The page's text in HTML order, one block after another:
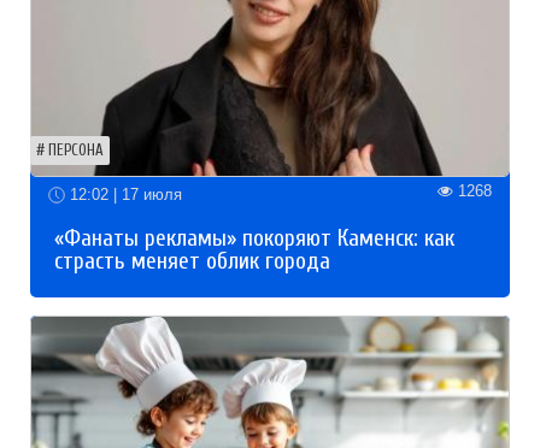
ПЕРСОНА
12:02 | 17 июля 1268
«Фанаты рекламы» покоряют Каменск: как
страсть меняет облик города